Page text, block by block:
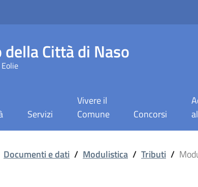
Città di Naso
Servizi
Vivere il
Comune
Concorsi
idrico
Documenti e dati / Modulistica / Tributi /